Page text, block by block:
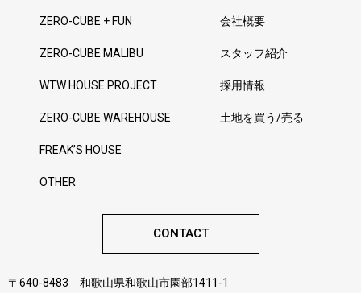
ZERO-CUBE + FUN
ZERO-CUBE MALIBU
WTW HOUSE PROJECT
ZERO-CUBE WAREHOUSE
FREAK’S HOUSE
OTHER
会社概要
スタッフ紹介
採用情報
土地を買う/売る
CONTACT
〒640-8483 和歌山県和歌山市園部1411-1